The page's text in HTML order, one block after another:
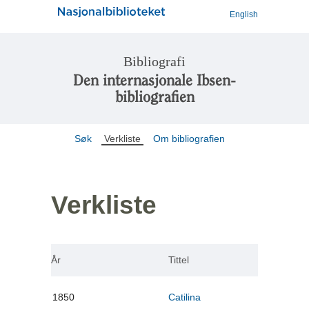
English
Bibliografi
Den internasjonale Ibsen-
bibliografien
Søk Verkliste Om bibliografien
Verkliste
År Tittel
1850 Catilina